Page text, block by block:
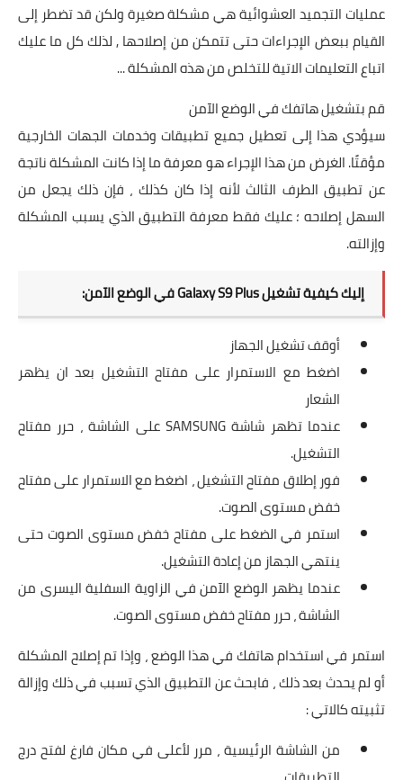
عمليات التجميد العشوائية هي مشكلة صغيرة ولكن قد تضطر إلى
القيام ببعض الإجراءات حتى تتمكن من إصلاحها , لذلك كل ما عليك
اتباع التعليمات الاتية للتخلص من هذه المشكلة ...
قم بتشغيل هاتفك في الوضع الآمن
سيؤدي هذا إلى تعطيل جميع تطبيقات وخدمات الجهات الخارجية
مؤقتًا. الغرض من هذا الإجراء هو معرفة ما إذا كانت المشكلة ناتجة
عن تطبيق الطرف الثالث لأنه إذا كان كذلك ، فإن ذلك يجعل من
السهل إصلاحه ؛ عليك فقط معرفة التطبيق الذي يسبب المشكلة
وإزالته.
إليك كيفية تشغيل Galaxy S9 Plus في الوضع الآمن:
أوقف تشغيل الجهاز
اضغط مع الاستمرار على مفتاح التشغيل بعد ان يظهر
الشعار
عندما تظهر شاشة SAMSUNG على الشاشة ، حرر مفتاح
التشغيل.
فور إطلاق مفتاح التشغيل ، اضغط مع الاستمرار على مفتاح
خفض مستوى الصوت.
استمر في الضغط على مفتاح خفض مستوى الصوت حتى
ينتهي الجهاز من إعادة التشغيل.
عندما يظهر الوضع الآمن في الزاوية السفلية اليسرى من
الشاشة ، حرر مفتاح خفض مستوى الصوت.
استمر في استخدام هاتفك في هذا الوضع ، وإذا تم إصلاح المشكلة
أو لم يحدث بعد ذلك ، فابحث عن التطبيق الذي تسبب في ذلك وإزالة
تثبيته كالاتي :
من الشاشة الرئيسية ، مرر لأعلى في مكان فارغ لفتح درج